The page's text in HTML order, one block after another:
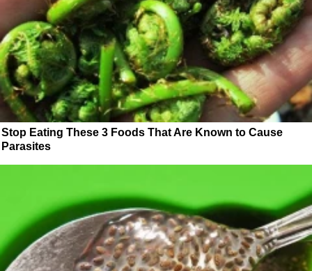
Stop Eating These 3 Foods That Are Known to Cause
Parasites